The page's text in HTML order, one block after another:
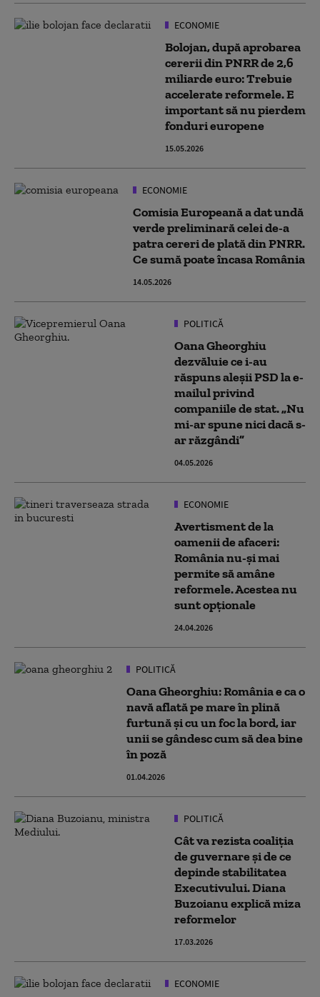
ECONOMIE
Bolojan, după aprobarea
cererii din PNRR de 2,6
miliarde euro: Trebuie
accelerate reformele. E
important să nu pierdem
fonduri europene
15.05.2026
ECONOMIE
Comisia Europeană a dat undă
verde preliminară celei de-a
patra cereri de plată din PNRR.
Ce sumă poate încasa România
14.05.2026
POLITICĂ
Oana Gheorghiu
dezvăluie ce i-au
răspuns aleșii PSD la e-
mailul privind
companiile de stat. „Nu
mi-ar spune nici dacă s-
ar răzgândi”
04.05.2026
ECONOMIE
Avertisment de la
oamenii de afaceri:
România nu-şi mai
permite să amâne
reformele. Acestea nu
sunt opționale
24.04.2026
POLITICĂ
Oana Gheorghiu: România e ca o
navă aflată pe mare în plină
furtună şi cu un foc la bord, iar
unii se gândesc cum să dea bine
în poză
01.04.2026
POLITICĂ
Cât va rezista coaliția
de guvernare și de ce
depinde stabilitatea
Executivului. Diana
Buzoianu explică miza
reformelor
17.03.2026
ECONOMIE